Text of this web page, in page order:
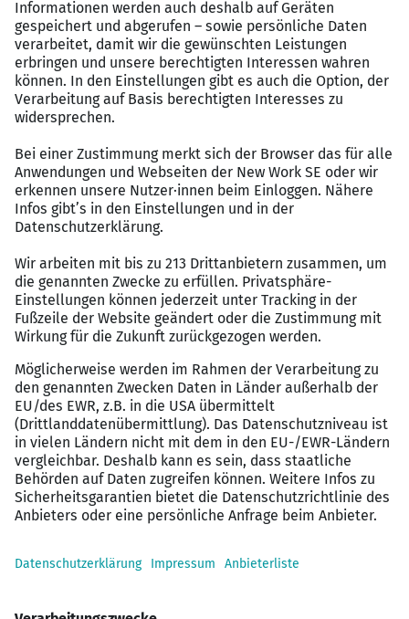
Großbauprojekten der Hightech- / bzw.
Halbleiterindustrie
Zielorientiertes, eigenverantwortliches Handeln,
eine hohe Beratungskompetenz sowie eine
strukturierte und eigenständige Arbeitsweise
Verhandlungssichere Deutsch- und
Englischkenntnisse in Wort und Schrift,
Kenntnisse der flämischen oder französischen
Sprache sind sehr von Vorteil
Uneingeschränkte projektbezogene
Reisebereitschaft innerhalb Deutschlands und
Europas
Zusätzliche Informationen
Zur Sicherstellung IhrerWork-Life-Balance
bieten wir die Möglichkeit zum mobilen Arbeiten
Ihreberufliche und persönliche Entwicklung
fördern wir durch individuelle Aus- und
Weiterbildungen in der Drees & Sommer –
Academy
IhreGesundheitunterstützen wir mit einem